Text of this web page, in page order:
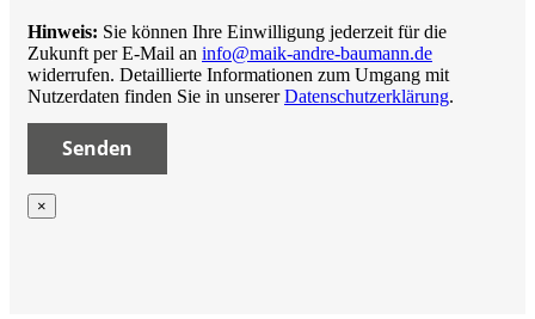
Hinweis: Sie können Ihre Einwilligung jederzeit für die
Zukunft per E-Mail an info@maik-andre-baumann.de
widerrufen. Detaillierte Informationen zum Umgang mit
Nutzerdaten finden Sie in unsererDatenschutzerklärung.
×